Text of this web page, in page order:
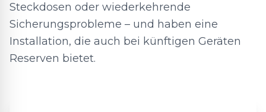
Steckdosen oder wiederkehrende
Sicherungsprobleme – und haben eine
Installation, die auch bei künftigen Geräten
Reserven bietet.